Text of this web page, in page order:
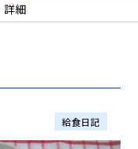
詳細
給食日記